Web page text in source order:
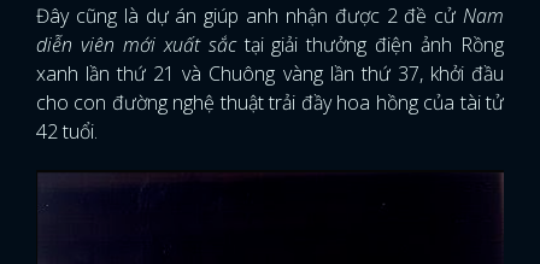
Đây cũng là dự án giúp anh nhận được 2 đề cử Nam
diễn viên mới xuất sắctại giải thưởng điện ảnh Rồng
xanh lần thứ 21 và Chuông vàng lần thứ 37, khởi đầu
cho con đường nghệ thuật trải đầy hoa hồng của tài tử
42 tuổi.